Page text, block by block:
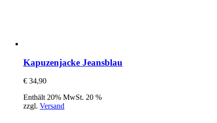
Kapuzenjacke Jeansblau
€ 34,90
Enthält 20% MwSt. 20 %
zzgl. Versand